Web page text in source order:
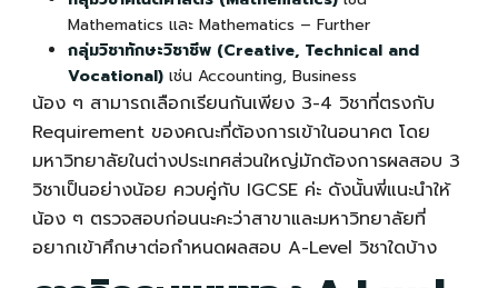
Mathematics และ Mathematics – Further
กลุ่มวิชาทักษะวิชาชีพ (Creative, Technical and
Vocational)เช่น Accounting, Business
น้อง ๆ สามารถเลือกเรียนกันเพียง 3-4 วิชาที่ตรงกับ
Requirement ของคณะที่ต้องการเข้าในอนาคต โดย
มหาวิทยาลัยในต่างประเทศส่วนใหญ่มักต้องการผลสอบ 3
วิชาเป็นอย่างน้อย ควบคู่กับ IGCSE ค่ะ ดังนั้นพี่แนะนำให้
น้อง ๆ ตรวจสอบก่อนนะคะว่าสาขาและมหาวิทยาลัยที่
อยากเข้าศึกษาต่อกำหนดผลสอบ A-Level วิชาใดบ้าง